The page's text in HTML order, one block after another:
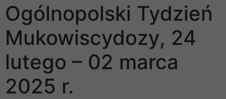
Ogólnopolski Tydzień
Mukowiscydozy, 24
lutego – 02 marca
2025 r.